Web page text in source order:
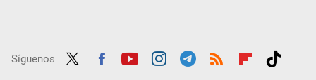
Síguenos